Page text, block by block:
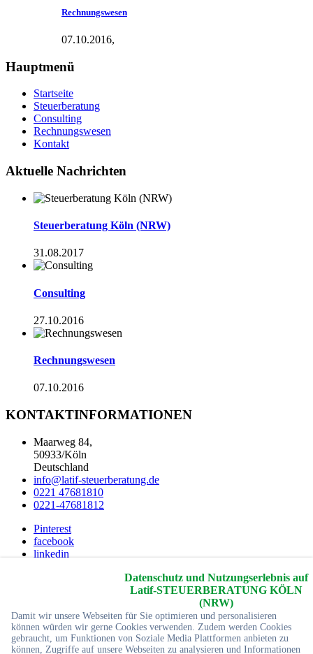
Rechnungswesen
07.10.2016,
Hauptmenü
Startseite
Steuerberatung
Consulting
Rechnungswesen
Kontakt
Aktuelle Nachrichten
Steuerberatung Köln (NRW)
31.08.2017
Consulting
27.10.2016
Rechnungswesen
07.10.2016
KONTAKTINFORMATIONEN
Maarweg 84,
50933/Köln
Deutschland
info@latif-steuerberatung.de
0221 47681810
0221-47681812
Pinterest
facebook
linkedin
Alle Rechte reservier
Startseite
Impressum
Sitemap
Datenschutz und Nutzungserlebnis auf
Latif-STEUERBERATUNG KÖLN
(NRW)
Damit wir unsere Webseiten für Sie optimieren und personalisieren
können würden wir gerne Cookies verwenden. Zudem werden Cookies
gebraucht, um Funktionen von Soziale Media Plattformen anbieten zu
können, Zugriffe auf unsere Webseiten zu analysieren und Informationen